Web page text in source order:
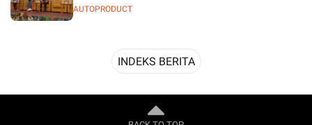
AUTOPRODUCT
INDEKS BERITA